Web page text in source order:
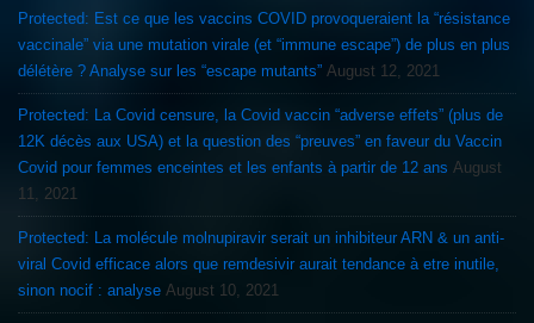
Protected: Est ce que les vaccins COVID provoqueraient la “résistance
vaccinale” via une mutation virale (et “immune escape”) de plus en plus
délétère ? Analyse sur les “escape mutants” August 12, 2021
Protected: La Covid censure, la Covid vaccin “adverse effets” (plus de
12K décès aux USA) et la question des “preuves” en faveur du Vaccin
Covid pour femmes enceintes et les enfants à partir de 12 ans August
11, 2021
Protected: La molécule molnupiravir serait un inhibiteur ARN & un anti-
viral Covid efficace alors que remdesivir aurait tendance à etre inutile,
sinon nocif : analyse August 10, 2021